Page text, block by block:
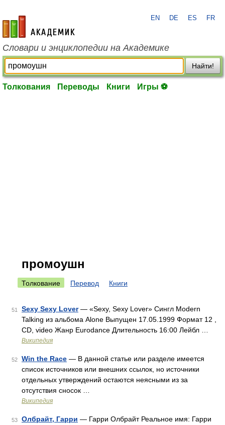
academic.ru
EN DE ES FR
Словари и энциклопедии на Академике
Найти!
Толкования Переводы Книги Игры ⚽
промоушн
Толкование Перевод Книги
51 Sexy Sexy Lover— «Sexy, Sexy Lover» Сингл Modern
Talking из альбома Alone Выпущен 17.05.1999 Формат 12 ,
CD, video Жанр Eurodance Длительность 16:00 Лейбл …
Википедия
52 Win the Race — В данной статье или разделе имеется
список источников или внешних ссылок, но источники
отдельных утверждений остаются неясными из за
отсутствия сносок …
Википедия
53 Олбрайт, Гарри — Гарри Олбрайт Реальное имя: Гарри